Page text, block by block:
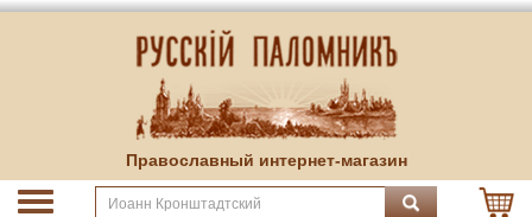
Православный интернет-магазин